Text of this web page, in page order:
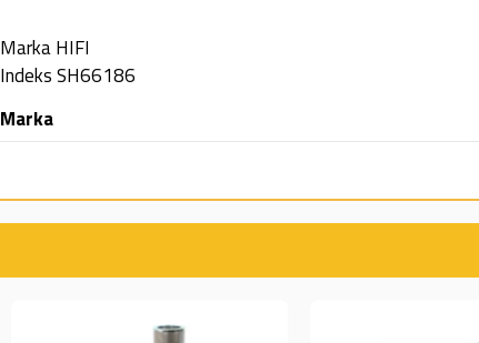
MarkaHIFI
IndeksSH66186
Marka